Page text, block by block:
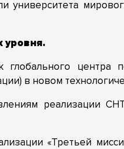
уровня.
глобального центра
в новом
реализации
«Третьей